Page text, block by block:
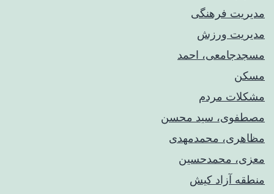
مدیریت فرهنگی
مدیریت ورزش
مسجدجامعی، احمد
مسکن
مشکلات مردم
مصطفوی، سید محسن
مظاهری، محمدمهدی
معزی، محمدحسین
منطقه آزاد کیش